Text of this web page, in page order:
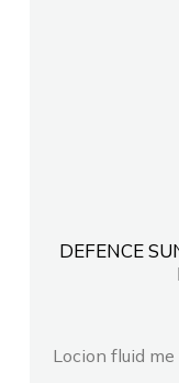
DEFENCE
Locion fluid